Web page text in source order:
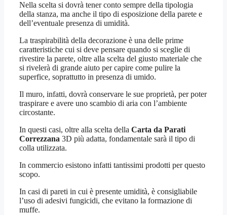
Nella scelta si dovrà tener conto sempre della tipologia
della stanza, ma anche il tipo di esposizione della parete e
dell’eventuale presenza di umidità.
La traspirabilità della decorazione è una delle prime
caratteristiche cui si deve pensare quando si sceglie di
rivestire la parete, oltre alla scelta del giusto materiale che
si rivelerà di grande aiuto per capire come pulire la
superfice, soprattutto in presenza di umido.
Il muro, infatti, dovrà conservare le sue proprietà, per poter
traspirare e avere uno scambio di aria con l’ambiente
circostante.
In questi casi, oltre alla scelta della Carta da Parati
Correzzana 3D più adatta, fondamentale sarà il tipo di
colla utilizzata.
In commercio esistono infatti tantissimi prodotti per questo
scopo.
In casi di pareti in cui è presente umidità, è consigliabile
l’uso di adesivi fungicidi, che evitano la formazione di
muffe.